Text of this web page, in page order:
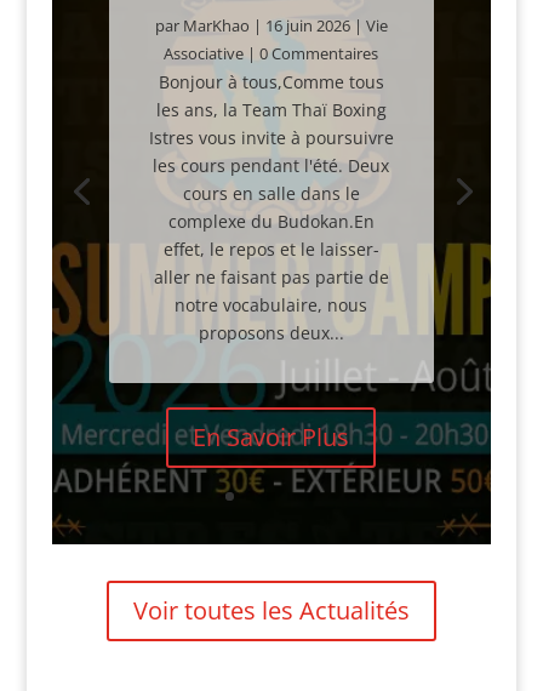
par MarKhao | 16 juin 2026| Vie
Associative | 0 Commentaires
Bonjour à tous,Comme tous
les ans, la Team Thaï Boxing
Istres vous invite à poursuivre
les cours pendant l'été. Deux
cours en salle dans le
complexe du Budokan.En
effet, le repos et le laisser-
aller ne faisant pas partie de
notre vocabulaire, nous
proposons deux...
En Savoir Plus
Voir toutes les Actualités